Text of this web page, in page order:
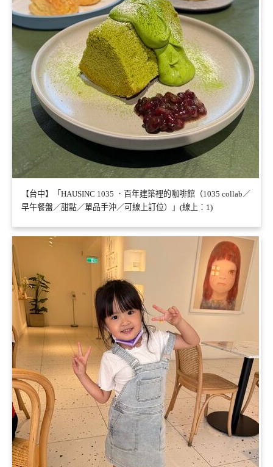
【台中】「HAUSINC 1035 ．百年建築裡的咖啡館（1035 collab／
早午餐盤／甜點／單品手沖／可線上訂位）」(線上：1)